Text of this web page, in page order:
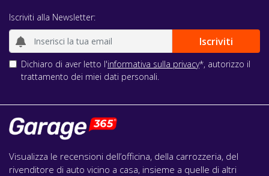
Iscriviti alla Newsletter:
Dichiaro di aver letto l'informativa sulla privacy*, autorizzo il
trattamento dei miei dati personali.
Visualizza le recensioni dell’officina, della carrozzeria, del
rivenditore di auto vicino a casa, insieme a quelle di altri